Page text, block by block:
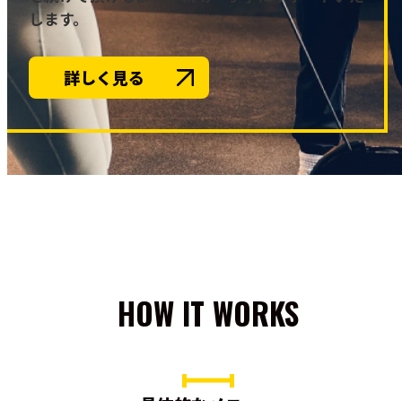
します。
詳しく見る
HOW IT WORKS